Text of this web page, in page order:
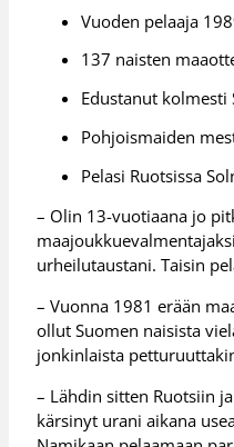
Vuoden pelaaja
137 naisten
Edustanut kolmesti
Pohjoismaiden
Pelasi Ruotsissa
– Olin 13-vuotiaana jo
urheilutaustani. Taisin
– Vuonna 1981 erään
ollut Suomen naisista
jonkinlaista
– Lähdin sitten Ruotsiin
kärsinyt urani aikana